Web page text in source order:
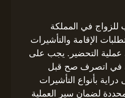
للزواج في المملكة
الإقامة والتأشيرات
التحضير. يجب على
في اتصرف صح قبل
بأنواع التأشيرات
لضمان سير العملية